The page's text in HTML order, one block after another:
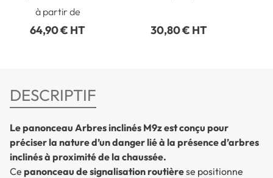
à partir de
64,90 € HT 30,80 € HT
DESCRIPTIF
Le panonceau Arbres inclinés M9z est conçu pour
préciser la nature d’un danger lié à la présence d’arbres
inclinés à proximité de la chaussée.
Ce panonceau de signalisation routièrese positionne